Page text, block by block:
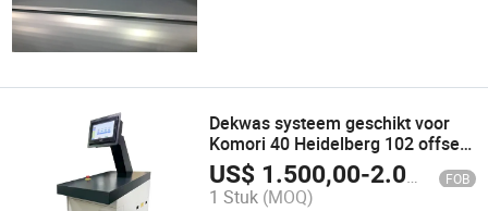
Dekwas systeem geschikt voor
Komori 40 Heidelberg 102 offset
drukmachine
US$ 1.500,00-2.000,00 FOB
1 Stuk (MOQ)